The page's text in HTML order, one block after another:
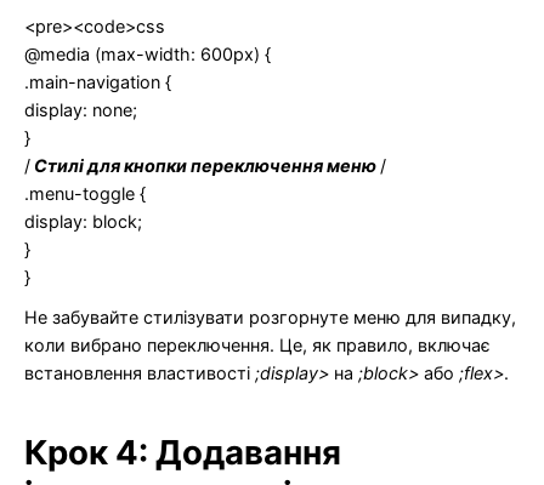
<pre><code>css
@media (max-width: 600px) {
.main-navigation {
display: none;
}
/ Стилі для кнопки переключення меню/
.menu-toggle {
display: block;
}
}
Не забувайте стилізувати розгорнуте меню для випадку,
коли вибрано переключення. Це, як правило, включає
встановлення властивості ;display> на ;block> або ;flex>.
Крок 4: Додавання